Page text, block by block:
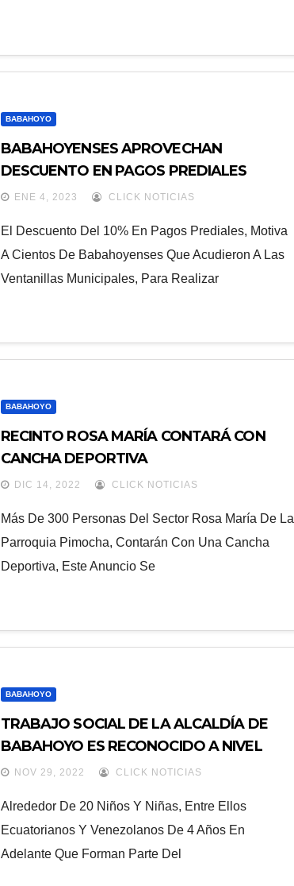
BABAHOYO
BABAHOYENSES APROVECHAN
DESCUENTO EN PAGOS PREDIALES
ENE 4, 2023 CLICK NOTICIAS
El Descuento Del 10% En Pagos Prediales, Motiva
A Cientos De Babahoyenses Que Acudieron A Las
Ventanillas Municipales, Para Realizar
BABAHOYO
RECINTO ROSA MARÍA CONTARÁ CON
CANCHA DEPORTIVA
DIC 14, 2022 CLICK NOTICIAS
Más De 300 Personas Del Sector Rosa María De La
Parroquia Pimocha, Contarán Con Una Cancha
Deportiva, Este Anuncio Se
BABAHOYO
TRABAJO SOCIAL DE LA ALCALDÍA DE
BABAHOYO ES RECONOCIDO A NIVEL
LATINOAMÉRICANO
NOV 29, 2022 CLICK NOTICIAS
Alrededor De 20 Niños Y Niñas, Entre Ellos
Ecuatorianos Y Venezolanos De 4 Años En
Adelante Que Forman Parte Del